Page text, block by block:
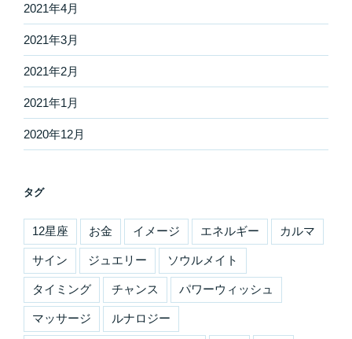
2021年4月
2021年3月
2021年2月
2021年1月
2020年12月
タグ
12星座 お金 イメージ エネルギー カルマ
サイン ジュエリー ソウルメイト
タイミング チャンス パワーウィッシュ
マッサージ ルナロジー